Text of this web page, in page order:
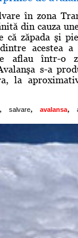
în zona
din cauza
că zăpada şi
acestea a
aflau într-o
s-a
la
, salvare, avalansa,